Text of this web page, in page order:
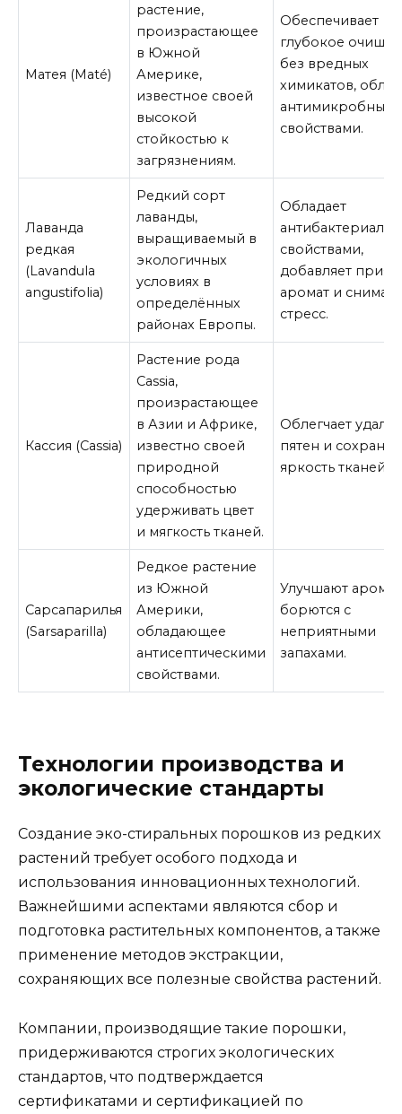
Матея (Maté)
растение,
произрастающее
в Южной
Америке,
известное своей
высокой
стойкостью к
загрязнениям.
Обеспечивает
глубокое
без вредных
химикатов,
свойствами.
Лаванда
редкая
(Lavandula
angustifolia)
Редкий сорт
лаванды,
выращиваемый в
экологичных
условиях в
определённых
районах Европы.
Обладает
свойствами,
добавляет
аромат и снимает
стресс.
Кассия (Cassia)
Растение рода
Cassia,
произрастающее
в Азии и Африке,
известно своей
природной
способностью
удерживать цвет
и мягкость тканей.
Облегчает
пятен и
яркость тканей.
Сарсапарилья
(Sarsaparilla)
Редкое растение
из Южной
Америки,
обладающее
антисептическими
свойствами.
Улучшают
борются с
неприятными
запахами.
Технологии производства и
экологические стандарты
Создание эко-стиральных порошков из редких
растений требует особого подхода и
использования инновационных технологий.
Важнейшими аспектами являются сбор и
подготовка растительных компонентов, а также
применение методов экстракции,
сохраняющих все полезные свойства растений.
Компании, производящие такие порошки,
придерживаются строгих экологических
стандартов, что подтверждается
сертификатами и сертификацией по